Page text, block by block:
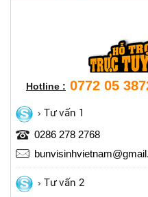
Hotline : 0772 05
Tư vấn 1
0286 278 2768
Tư vấn 2